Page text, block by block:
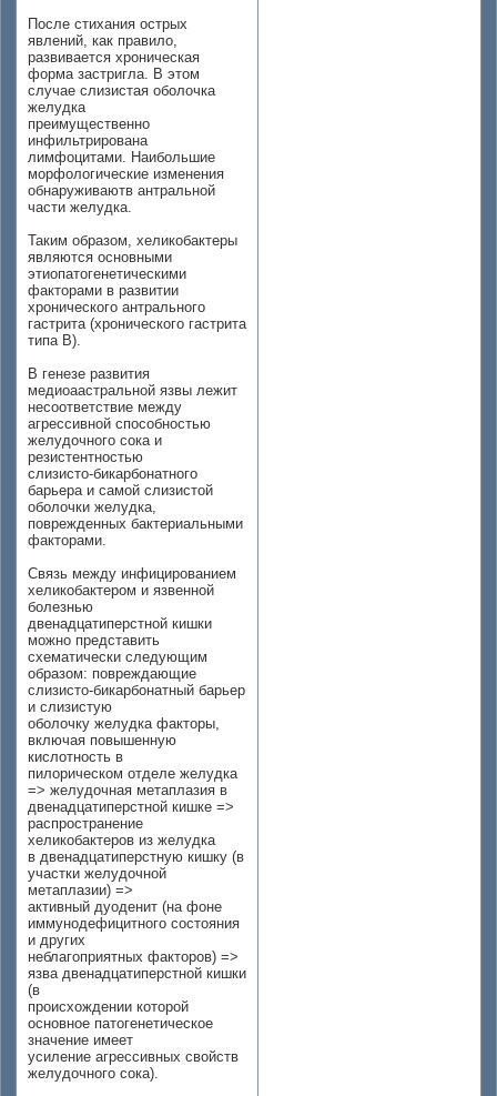
После стихания острых
явлений, как правило,
развивается хроническая
форма застригла. В этом
случае слизистая оболочка
желудка
преимущественно
инфильтрирована
лимфоцитами. Наибольшие
морфологические изменения
обнаруживаютв антральной
части желудка.
Таким образом, хеликобактеры
являются основными
этиопатогенетическими
факторами в развитии
хронического антрального
гастрита (хронического гастрита
типа В).
В генезе развития
медиоаастральной язвы лежит
несоответствие между
агрессивной способностью
желудочного сока и
резистентностью
слизисто-бикарбонатного
барьера и самой слизистой
оболочки желудка,
поврежденных бактериальными
факторами.
Связь между инфицированием
хеликобактером и язвенной
болезнью
двенадцатиперстной кишки
можно представить
схематически следующим
образом: повреждающие
слизисто-бикарбонатный барьер
и слизистую
оболочку желудка факторы,
включая повышенную
кислотность в
пилорическом отделе желудка
=> желудочная метаплазия в
двенадцатиперстной кишке =>
распространение
хеликобактеров из желудка
в двенадцатиперстную кишку (в
участки желудочной
метаплазии) =>
активный дуоденит (на фоне
иммунодефицитного состояния
и других
неблагоприятных факторов) =>
язва двенадцатиперстной кишки
(в
происхождении которой
основное патогенетическое
значение имеет
усиление агрессивных свойств
желудочного сока).